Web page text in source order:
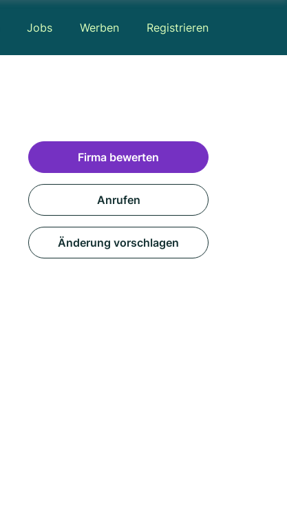
Jobs Werben Registrieren
Firma bewerten
Anrufen
Änderung vorschlagen